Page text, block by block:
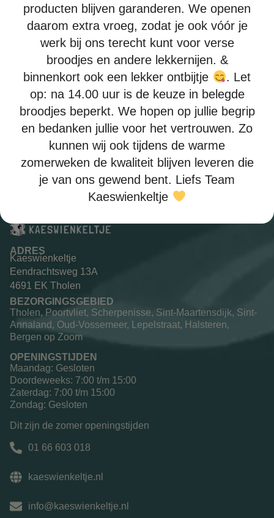
Zalm speciaal
Zalm, Petrella en sla
vanaf
€8,70
Bekijken
ADRES
Kaeswienkeltje
Eendrachtsweg 13A
4691 EK Tholen
BEZORGINGSGEBIED
Tholen, Poortvliet, Scherpenisse, Sint-Maartensdijk, Sint-
Annaland, Oud-Vossemeer, Lepelstraat, Halsteren,
Bergen op Zoom
OPENINGSTIJDEN
Maandag: Gesloten
Doordeweeks: 7:00 t/m 15:00
Zaterdag: 7:00 t/m 15:00
Zondag: Gesloten
Dit zijn de zomer openingstijden
01 66 603 018
kaeswienkeltje.nl
info@kaeswienkeltje.nl
producten blijven garanderen. We openen
daarom extra vroeg, zodat je ook vóór je
werk bij ons terecht kunt voor verse
broodjes en andere lekkernijen. &
binnenkort ook een lekker ontbijtje
. Let
op: na 14.00 uur is de keuze in belegde
broodjes beperkt. We hopen op jullie begrip
en bedanken jullie voor het vertrouwen. Zo
kunnen wij ook tijdens de warme
zomerweken de kwaliteit blijven leveren die
je van ons gewend bent. Liefs Team
Kaeswienkeltje